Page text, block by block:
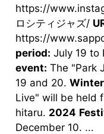
https://
ロシティジャズ/
https://
period: July 19 to
event: The "Park
19 and 20.
Live" will be held
hitaru. 2024
December 10. ...